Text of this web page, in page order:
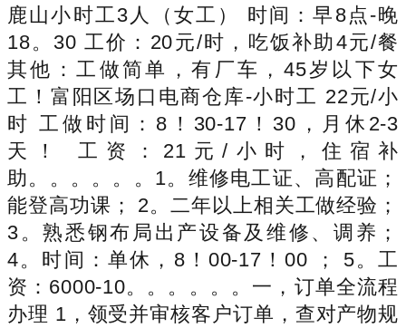
鹿山小时工3人（女工） 时间：早8点-晚
18。30 工价：20元/时，吃饭补助4元/餐
其他：工做简单，有厂车，45岁以下女
工！富阳区场口电商仓库-小时工 22元/小
时 工做时间：8！30-17！30，月休2-3
天！ 工资：21元/小时，住宿补
助。。。。。。1。维修电工证、高配证；
能登高功课； 2。二年以上相关工做经验；
3。熟悉钢布局出产设备及维修、调养；
4。时间：单休，8！00-17！00 ； 5。工
资：6000-10。。。。。。一，订单全流程
办理 1，领受并审核客户订单，查对产物规